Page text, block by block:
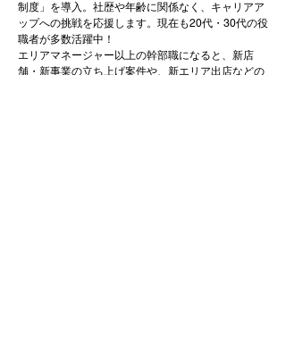
制度」を導入。社歴や年齢に関係なく、キャリアア
ップへの挑戦を応援します。現在も20代・30代の役
職者が多数活躍中！
エリアマネージャー以上の幹部職になると、新店
舗・新事業の立ち上げ案件や、新エリア出店などの